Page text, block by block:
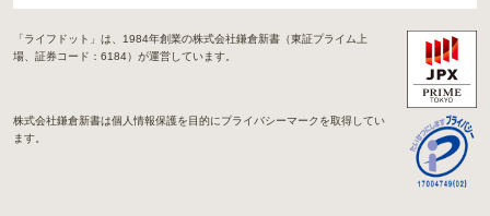
「ライフドット」は、1984年創業の株式会社鎌倉新書（東証プライム上
場、証券コード：6184）が運営しています。
株式会社鎌倉新書は個人情報保護を目的にプライバシーマークを取得してい
ます。